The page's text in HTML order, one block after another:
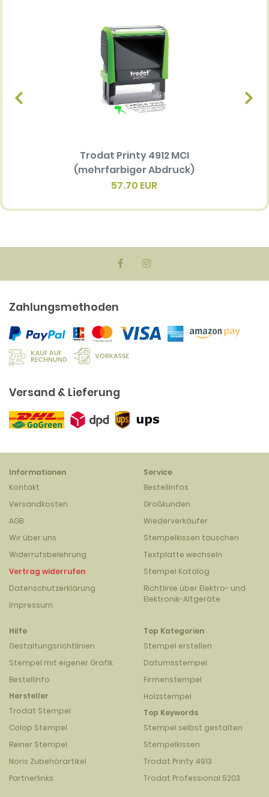
Trodat Printy 4912 MCI
(mehrfarbiger Abdruck)
57.70 EUR
Zahlungsmethoden
Versand & Lieferung
Informationen
Kontakt
Versandkosten
AGB
Wir über uns
Widerrufsbelehrung
Vertrag widerrufen
Datenschutzerklärung
Impressum
Service
Bestellinfos
Großkunden
Wiederverkäufer
Stempelkissen tauschen
Textplatte wechseln
Stempel Katalog
Richtlinie über Elektro- und
Elektronik-Altgeräte
Hilfe
Gestaltungsrichtlinien
Stempel mit eigener Grafik
Bestellinfo
Hersteller
Trodat Stempel
Colop Stempel
Reiner Stempel
Noris Zubehörartikel
Partnerlinks
Top Kategorien
Stempel erstellen
Datumsstempel
Firmenstempel
Holzstempel
Top Keywords
Stempel selbst gestalten
Stempelkissen
Trodat Printy 4913
Trodat Professional 5203